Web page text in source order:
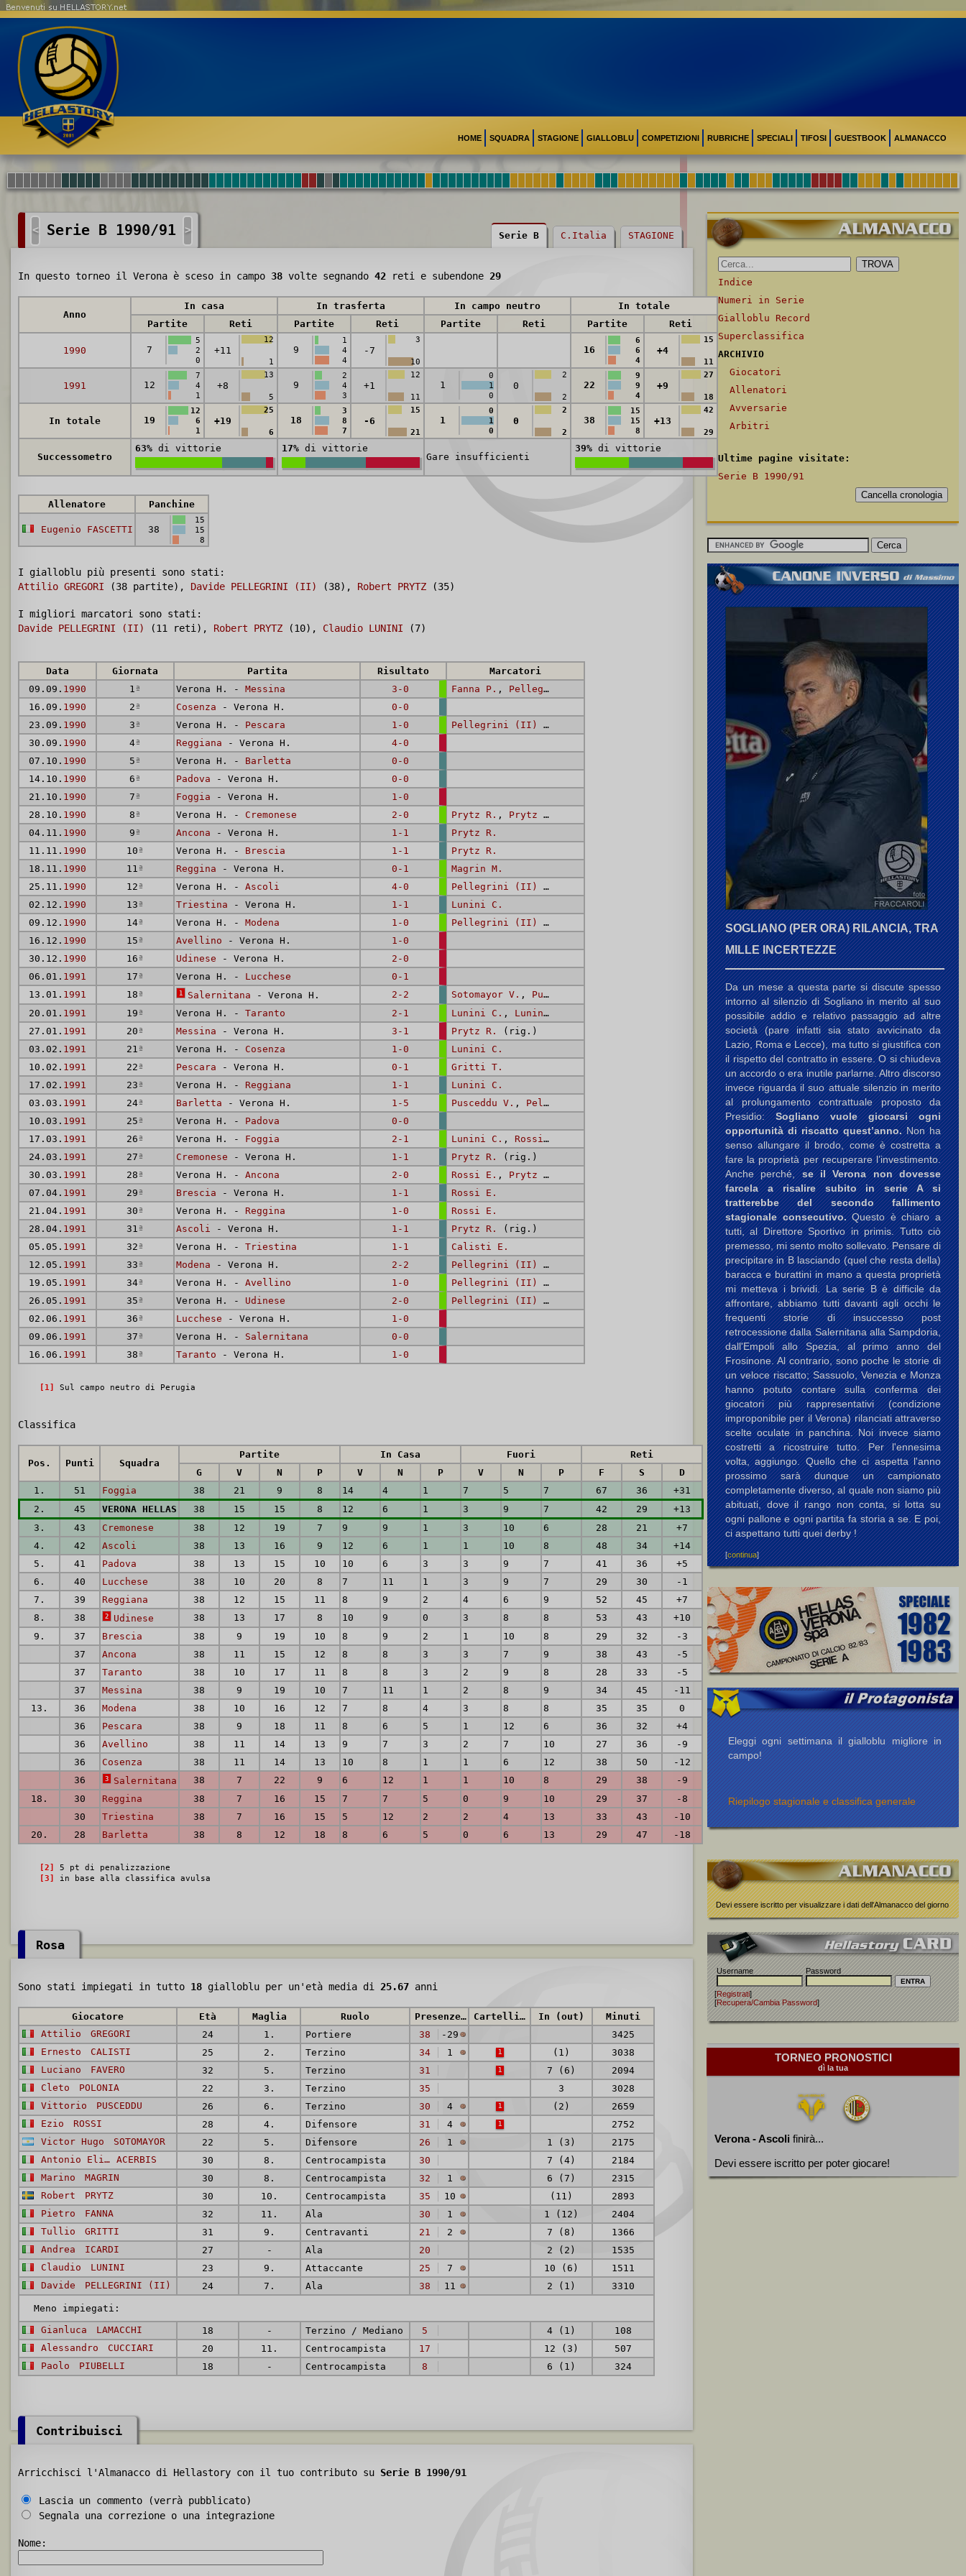
HOME SQUADRA STAGIONE GIALLOBLU COMPETIZIONI RUBRICHE SPECIALI TIFOSI GUESTBOOK ALMANACCO
Benvenuti su HELLASTORY.net
< Serie B 1990/91 > Serie B C.Italia STAGIONE
In questo torneo il Verona è sceso in campo 38 volte segnando 42 reti e subendone 29
Anno
In casa In trasferta In campo neutro
In totale
Partite
Reti Partite Reti Partite Reti Partite Reti
1990 7
5
2
0
+11
12
1
9
1
4
4
-7
3
10
16
6
6
4
+4
15
11
1991 12
7
4
1
+8
13
5
9
2
4
3
+1
12
11
1
0
1
0
0
2
2
22
9
9
4
+9
27
18
In totale 19
12
6
1
+19
25
6
18
3
8
7
-6
15
21
1
0
1
0
0
2
2
38
15
15
8
+13
42
29
Successometro
63% di vittorie 17% di vittorie
Gare insufficienti
39% di vittorie
Allenatore Panchine
Eugenio FASCETTI 38
15
15
8
I gialloblu più presenti sono stati:
Attilio GREGORI (38 partite), Davide PELLEGRINI (II) (38), Robert PRYTZ (35)
I migliori marcatori sono stati:
Davide PELLEGRINI (II)
(11 reti), Robert PRYTZ (10), Claudio LUNINI (7)
Data Giornata Partita Risultato
Marcatori
09.09. 1990 1 ª Verona H. - Messina 3-0 Fanna P. , Pellegrini (II) D.
16.09. 1990 2 ª Cosenza - Verona H.
0-0
23.09. 1990 3 ª Verona H. - Pescara 1-0
Pellegrini (II) D.
30.09. 1990 4ª Reggiana - Verona H.
4-0
07.10. 1990 5 ª Verona H. - Barletta
0-0
14.10. 1990 6 ª Padova - Verona H.
0-0
21.10. 1990 7 ª Foggia - Verona H.
1-0
28.10. 1990 8 ª Verona H. - Cremonese 2-0 Prytz R. , Prytz R.
04.11. 1990 9 ª Ancona - Verona H. 1-1
Prytz R.
11.11. 1990 10 ª Verona H. - Brescia 1-1
Prytz R.
18.11. 1990 11 ª Reggina - Verona H. 0-1
Magrin M.
25.11. 1990 12 ª Verona H. - Ascoli 4-0 Pellegrini (II) D.
Pellegrini (II) D.
02.12. 1990 13 ª Triestina - Verona H. 1-1
Lunini C.
09.12. 1990 14ª Verona H. - Modena 1-0
Pellegrini (II) D.
16.12. 1990 15 ª Avellino - Verona H.
1-0
30.12. 1990 16 ª Udinese - Verona H.
2-0
06.01. 1991 17 ª Verona H. - Lucchese
0-1
13.01. 1991 18 ª 1 Salernitana - Verona H. 2-2 Sotomayor V. , Pusceddu V.
20.01. 1991 19 ª Verona H. - Taranto 2-1 Lunini C. , Lunini C.
27.01. 1991 20 ª Messina - Verona H. 3-1 Prytz R.
(rig.)
03.02. 1991 21 ª Verona H. - Cosenza 1-0
Lunini C.
10.02. 1991 22 ª Pescara - Verona H. 0-1
Gritti T.
17.02. 1991 23 ª Verona H. - Reggiana 1-1
Lunini C.
03.03. 1991 24ª Barletta - Verona H. 1-5 Pusceddu V. , Pellegrini (II) D. ,Pellegrini (II) D.,Pellegrini (II) D.
10.03. 1991 25 ª Verona H. - Padova
0-0
17.03. 1991 26 ª Verona H. - Foggia 2-1 Lunini C. , Rossi E.
24.03. 1991 27 ª Cremonese - Verona H. 1-1 Prytz R.
(rig.)
30.03. 1991 28 ª Verona H. - Ancona 2-0 Rossi E. , Prytz R.
07.04. 1991 29 ª Brescia - Verona H. 1-1
Rossi E.
21.04. 1991 30 ª Verona H. - Reggina 1-0
Rossi E.
28.04. 1991 31 ª Ascoli - Verona H. 1-1 Prytz R.
(rig.)
05.05. 1991 32 ª Verona H. - Triestina 1-1
Calisti E.
12.05. 1991 33 ª Modena - Verona H. 2-2 Pellegrini (II) D.
19.05. 1991 34ª Verona H. - Avellino 1-0
Pellegrini (II) D.
26.05. 1991 35 ª Verona H. - Udinese 2-0 Pellegrini (II) D.
02.06. 1991 36 ª Lucchese - Verona H.
1-0
09.06. 1991 37 ª Verona H. - Salernitana
0-0
16.06. 1991 38 ª Taranto - Verona H. 1-0
[1] Sul campo neutro di Perugia
Classifica
Pos. Punti Squadra
Partite In Casa Fuori
Reti
G
V N P V N P V N P F S
D
1.
51 Foggia 38 21 9 8 14 4 1 7 5 7 67 36
+31
2.
45 VERONA HELLAS 38 15 15 8 12 6 1 3 9 7 42 29
+13
3.
43 Cremonese 38 12 19 7 9 9 1 3 10 6 28 21
+7
4.
42 Ascoli 38 13 16 9 12 6 1 1 10 8 48 34
+14
5.
41 Padova 38 13 15 10 10 6 3 3 9 7 41 36
+5
6.
40 Lucchese 38 10 20 8 7 11 1 3 9 7 29 30
-1
7.
39 Reggiana 38 12 15 11 8 9 2 4 6 9 52 45
+7
8.
38 2 Udinese 38 13 17 8 10 9 0 3 8 8 53 43
+10
9.
37 Brescia 38 9 19 10 8 9 2 1 10 8 29 32
-3
37
Ancona 38 11 15 12 8 8 3 3 7 9 38 43
-5
37
Taranto 38 10 17 11 8 8 3 2 9 8 28 33
-5
37
Messina 38 9 19 10 7 11 1 2 8 9 34 45
-11
13.
36 Modena 38 10 16 12 7 8 4 3 8 8 35 35
0
36
Pescara 38 9 18 11 8 6 5 1 12 6 36 32
+4
36
Avellino 38 11 14 13 9 7 3 2 7 10 27 36
-9
36
Cosenza 38 11 14 13 10 8 1 1 6 12 38 50
-12
36
3 Salernitana 38 7 22 9 6 12 1 1 10 8 29 38
-9
18.
30 Reggina 38 7 16 15 7 7 5 0 9 10 29 37
-8
30
Triestina 38 7 16 15 5 12 2 2 4 13 33 43
-10
20.
28 Barletta 38 8 12 18 8 6 5 0 6 13 29 47 -18
[2]
5 pt di penalizzazione
[3]
in base alla classifica avulsa
Rosa
Sono stati impiegati in tutto 18 gialloblu per un'età media di 25.67 anni
Giocatore Età Maglia Ruolo Presenze (reti) Cartellini In (out)
Minuti
Attilio
GREGORI 24 1. Portiere 38 -29
3425
Ernesto
CALISTI 25 2. Terzino 34 1 1 (1)
3038
Luciano
FAVERO 32 5. Terzino 31 1 7 (6)
2094
Cleto
POLONIA 22 3. Terzino 35 3
3028
Vittorio
PUSCEDDU 26 6. Terzino 30 4 1 (2)
2659
Ezio
ROSSI 28 4. Difensore 31 4 1
2752
Victor Hugo
SOTOMAYOR 22 5. Difensore 26 1 1 (3)
2175
Antonio Elia ACERBIS 30 8. Centrocampista 30 7 (4)
2184
Marino
MAGRIN 30 8. Centrocampista 32 1 6 (7)
2315
Robert
PRYTZ 30 10. Centrocampista 35 10 (11)
2893
Pietro
FANNA 32 11. Ala 30 1 1 (12)
2404
Tullio
GRITTI 31 9. Centravanti 21 2 7 (8)
1366
Andrea
ICARDI 27 - Ala 20 2 (2)
1535
Claudio
LUNINI 23 9. Attaccante 25 7 10 (6)
1511
Davide
PELLEGRINI (II) 24 7. Ala 38 11 2 (1) 3310
Meno impiegati:
Gianluca
LAMACCHI 18 - Terzino / Mediano 5 4 (1)
108
Alessandro
CUCCIARI 20 11. Centrocampista 17 12 (3)
507
Paolo
PIUBELLI 18 - Centrocampista 8 6 (1) 324
Contribuisci
Arricchisci l'Almanacco di Hellastory con il tuo contributo su Serie B 1990/91
Lascia un commento (verrà pubblicato)
Segnala una correzione o una integrazione
Nome:
Indice
Numeri in Serie
Gialloblu Record
Superclassifica
ARCHIVIO
Giocatori
Allenatori
Avversarie
Arbitri
Ultime pagine visitate:
Serie B 1990/91
SOGLIANO (PER ORA) RILANCIA, TRA
MILLE INCERTEZZE
Da un mese a questa parte si discute spesso
intorno al silenzio di Sogliano in merito al suo
possibile addio e relativo passaggio ad altre
società (pare infatti sia stato avvicinato da
Lazio, Roma e Lecce), ma tutto si giustifica con
il rispetto del contratto in essere. O si chiudeva
un accordo o era inutile parlarne. Altro discorso
invece riguarda il suo attuale silenzio in merito
al prolungamento contrattuale proposto da
Presidio:Sogliano vuole giocarsi ogni
opportunità di riscatto quest’anno.Non ha
senso allungare il brodo, come è costretta a
fare la proprietà per recuperare l’investimento.
Anche perché,se il Verona non dovesse
farcela a risalire subito in serie A si
tratterebbe del secondo fallimento
stagionale consecutivo.Questo è chiaro a
tutti, al Direttore Sportivo in primis. Tutto ciò
premesso, mi sento molto sollevato. Pensare di
precipitare in B lasciando (quel che resta della)
baracca e burattini in mano a questa proprietà
mi metteva i brividi. La serie B è difficile da
affrontare, abbiamo tutti davanti agli occhi le
frequenti storie di insuccesso post
retrocessione dalla Salernitana alla Sampdoria,
dall'Empoli allo Spezia, al primo anno del
Frosinone. Al contrario, sono poche le storie di
un veloce riscatto; Sassuolo, Venezia e Monza
hanno potuto contare sulla conferma dei
giocatori più rappresentativi (condizione
improponibile per il Verona) rilanciati attraverso
scelte oculate in panchina. Noi invece siamo
costretti a ricostruire tutto. Per l'ennesima
volta, aggiungo. Quello che ci aspetta l'anno
prossimo sarà dunque un campionato
completamente diverso, al quale non siamo più
abituati, dove il rango non conta, si lotta su
ogni pallone e ogni partita fa storia a se. E poi,
ci aspettano tutti quei derby !
[continua]
Eleggi ogni settimana il gialloblu migliore in
campo!
Riepilogo stagionale e classifica generale
Devi essere iscritto per visualizzare i dati dell'Almanacco del giorno
Username Password
[Registrati]
[Recupera/Cambia Password]
TORNEO PRONOSTICI
dì la tua
Verona - Ascoli finirà...
Devi essere iscritto per poter giocare!